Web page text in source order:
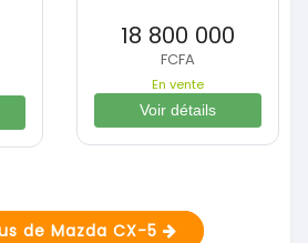
18 800 000
FCFA
En vente
Voir détails
de Mazda CX-5